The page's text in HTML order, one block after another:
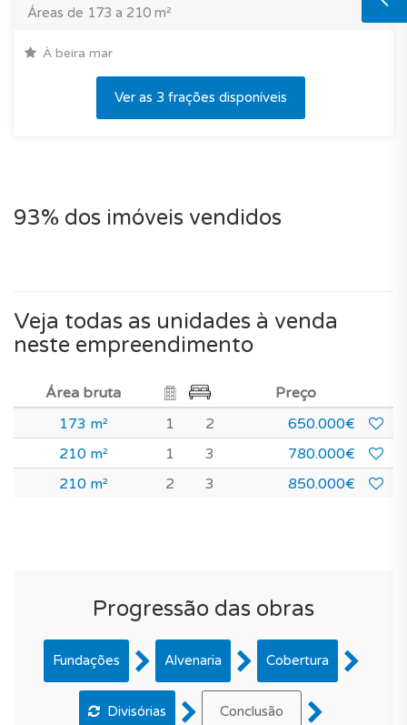
Áreas de 173 a 210 m²
À beira mar
Ver as 3 frações disponíveis
93% dos imóveis vendidos
Veja todas as unidades à venda
neste empreendimento
Área bruta
Preço
173 m²
1 2
650.000€
210 m²
1 3
780.000€
210 m²
2 3 850.000€
Progressão das obras
Fundações Alvenaria Cobertura
Divisórias Conclusão